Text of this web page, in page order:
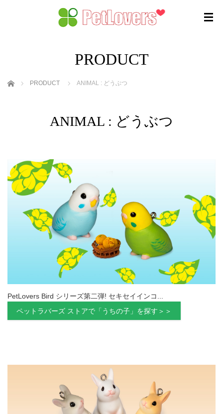
PRODUCT
ホーム PRODUCT ANIMAL : どうぶつ
ANIMAL : どうぶつ
PetLovers Bird シリーズ第二弾! セキセイインコ...
ペットラバーズ ストアで「うちの子」を探す＞＞